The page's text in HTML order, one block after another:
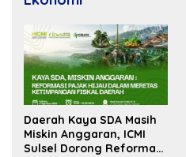
Daerah Kaya SDA Masih
Miskin Anggaran, ICMI
Sulsel Dorong Reformasi